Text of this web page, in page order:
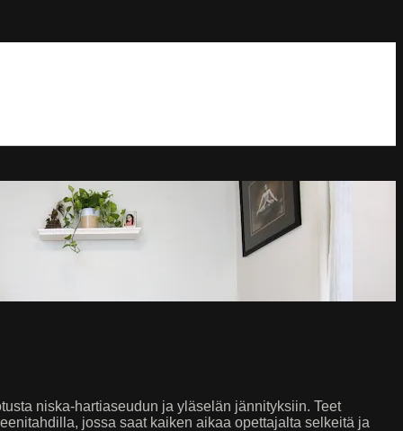
niska-hartiaseudun ja yläselän jännityksiin. Teet
jossa saat kaiken aikaa opettajalta selkeitä ja